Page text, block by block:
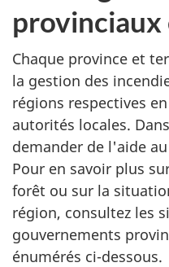
Chaque province et
la gestion des
régions respectives
autorités locales.
demander de l'aide
Pour en savoir plus
forêt ou sur la
région, consultez les
gouvernements
énumérés ci-dessous.